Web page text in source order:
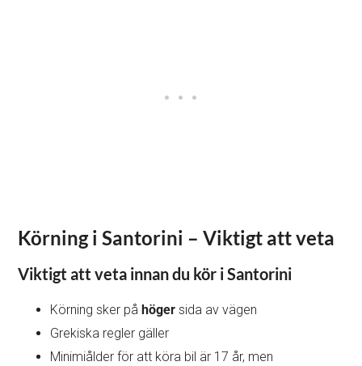
Körning i Santorini – Viktigt att veta
Viktigt att veta innan du kör i Santorini
Körning sker på höger sida av vägen
Grekiska regler gäller
Minimiålder för att köra bil är 17 år, men